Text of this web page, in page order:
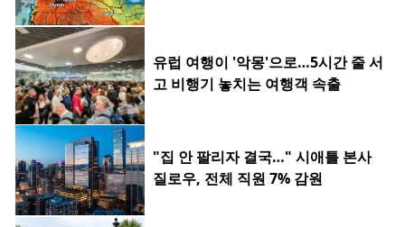
유럽 여행이 '악몽'으로…5시간 줄 서
고 비행기 놓치는 여행객 속출
"집 안 팔리자 결국…" 시애틀 본사
질로우, 전체 직원 7% 감원